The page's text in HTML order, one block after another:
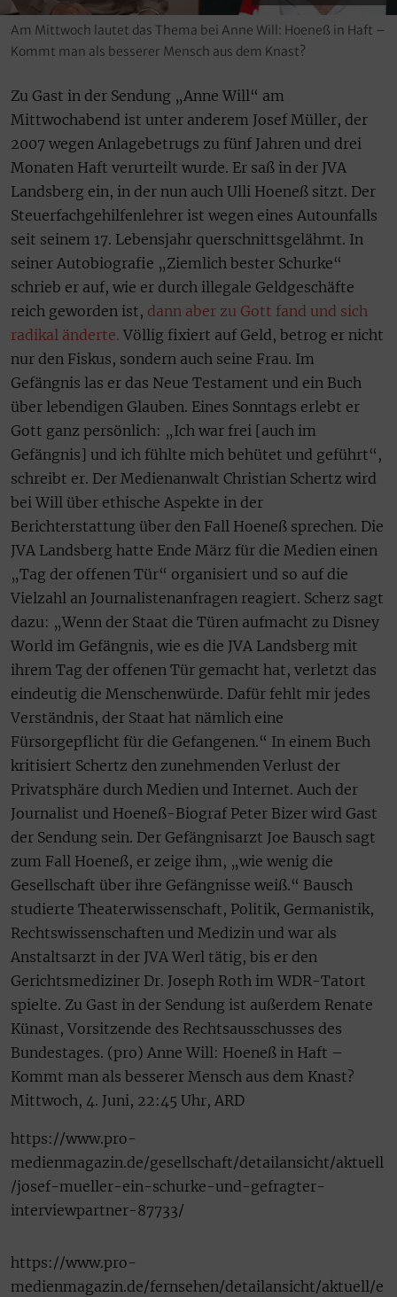
Am Mittwoch lautet das Thema bei Anne Will: Hoeneß in Haft –
Kommt man als besserer Mensch aus dem Knast?
Zu Gast in der Sendung „Anne Will“ am
Mittwochabend ist unter anderem Josef Müller, der
2007 wegen Anlagebetrugs zu fünf Jahren und drei
Monaten Haft verurteilt wurde. Er saß in der JVA
Landsberg ein, in der nun auch Ulli Hoeneß sitzt. Der
Steuerfachgehilfenlehrer ist wegen eines Autounfalls
seit seinem 17. Lebensjahr querschnittsgelähmt. In
seiner Autobiografie „Ziemlich bester Schurke“
schrieb er auf, wie er durch illegale Geldgeschäfte
reich geworden ist, dann aber zu Gott fand und sich
radikal änderte. Völlig fixiert auf Geld, betrog er nicht
nur den Fiskus, sondern auch seine Frau. Im
Gefängnis las er das Neue Testament und ein Buch
über lebendigen Glauben. Eines Sonntags erlebt er
Gott ganz persönlich: „Ich war frei [auch im
Gefängnis] und ich fühlte mich behütet und geführt“,
schreibt er. Der Medienanwalt Christian Schertz wird
bei Will über ethische Aspekte in der
Berichterstattung über den Fall Hoeneß sprechen. Die
JVA Landsberg hatte Ende März für die Medien einen
„Tag der offenen Tür“ organisiert und so auf die
Vielzahl an Journalistenanfragen reagiert. Scherz sagt
dazu: „Wenn der Staat die Türen aufmacht zu Disney
World im Gefängnis, wie es die JVA Landsberg mit
ihrem Tag der offenen Tür gemacht hat, verletzt das
eindeutig die Menschenwürde. Dafür fehlt mir jedes
Verständnis, der Staat hat nämlich eine
Fürsorgepflicht für die Gefangenen.“ In einem Buch
kritisiert Schertz den zunehmenden Verlust der
Privatsphäre durch Medien und Internet. Auch der
Journalist und Hoeneß-Biograf Peter Bizer wird Gast
der Sendung sein. Der Gefängnisarzt Joe Bausch sagt
zum Fall Hoeneß, er zeige ihm, „wie wenig die
Gesellschaft über ihre Gefängnisse weiß.“ Bausch
studierte Theaterwissenschaft, Politik, Germanistik,
Rechtswissenschaften und Medizin und war als
Anstaltsarzt in der JVA Werl tätig, bis er den
Gerichtsmediziner Dr. Joseph Roth im WDR-Tatort
spielte. Zu Gast in der Sendung ist außerdem Renate
Künast, Vorsitzende des Rechtsausschusses des
Bundestages. (pro) Anne Will: Hoeneß in Haft –
Kommt man als besserer Mensch aus dem Knast?
Mittwoch, 4. Juni, 22:45 Uhr, ARD
https://www.pro-
medienmagazin.de/gesellschaft/detailansicht/aktuell
/josef-mueller-ein-schurke-und-gefragter-
interviewpartner-87733/
https://www.pro-
medienmagazin.de/fernsehen/detailansicht/aktuell/e